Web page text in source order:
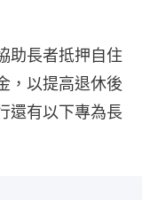
助長者抵押自住
，以提高退休後
還有以下專為長